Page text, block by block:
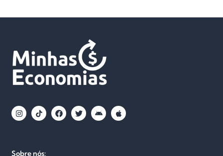
Sobre nós: